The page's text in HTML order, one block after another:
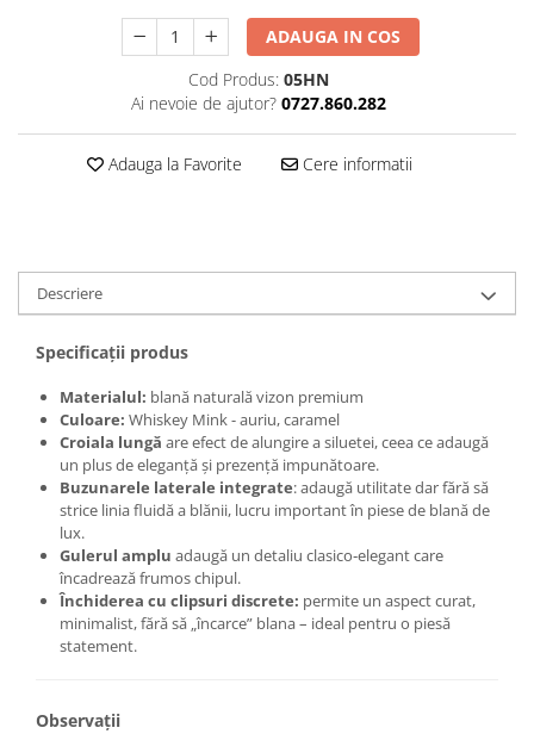
ADAUGA IN COS
Cod Produs: 05HN
Ai nevoie de ajutor? 0727.860.282
Adauga la Favorite Cere informatii
Descriere
Specificații produs
Materialul: blană naturală vizon premium
Culoare: Whiskey Mink - auriu, caramel
Croiala lungă are efect de alungire a siluetei, ceea ce adaugă
un plus de eleganţă şi prezenţă impunătoare.
Buzunarele laterale integrate: adaugă utilitate dar fără să
strice linia fluidă a blănii, lucru important în piese de blană de
lux.
Gulerul amplu adaugă un detaliu clasico‑elegant care
încadrează frumos chipul.
Închiderea cu clipsuri discrete: permite un aspect curat,
minimalist, fără să „încarce” blana – ideal pentru o piesă
statement.
Observații